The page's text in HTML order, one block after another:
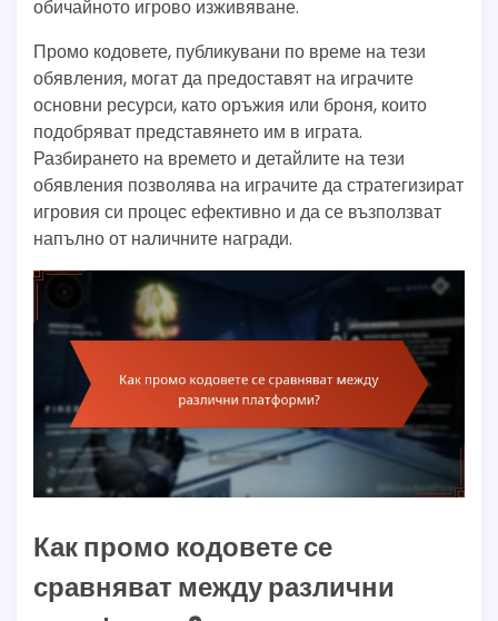
обичайното игрово изживяване.
Промо кодовете, публикувани по време на тези
обявления, могат да предоставят на играчите
основни ресурси, като оръжия или броня, които
подобряват представянето им в играта.
Разбирането на времето и детайлите на тези
обявления позволява на играчите да стратегизират
игровия си процес ефективно и да се възползват
напълно от наличните награди.
Как промо кодовете се
сравняват между различни